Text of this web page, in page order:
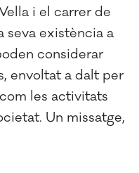
i el carrer de
seva existència a
considerar
envoltat a dalt per
les activitats
Un missatge,